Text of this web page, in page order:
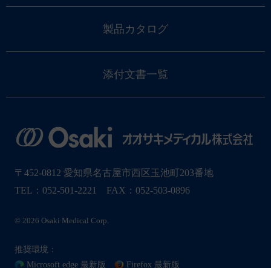
製品カタログ
添付文書一覧
〒452-0812 愛知県名古屋市西区玉池町203番地
TEL：052-501-2221 FAX：052-503-0896
© 2026 Osaki Medical Corp.
推奨環境：
Microsoft edge 最新版
Firefox 最新版